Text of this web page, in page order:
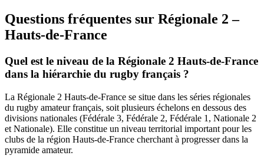
Questions fréquentes sur Régionale 2 –
Hauts-de-France
Quel est le niveau de la Régionale 2 Hauts-de-France
dans la hiérarchie du rugby français ?
La Régionale 2 Hauts-de-France se situe dans les séries régionales
du rugby amateur français, soit plusieurs échelons en dessous des
divisions nationales (Fédérale 3, Fédérale 2, Fédérale 1, Nationale 2
et Nationale). Elle constitue un niveau territorial important pour les
clubs de la région Hauts-de-France cherchant à progresser dans la
pyramide amateur.